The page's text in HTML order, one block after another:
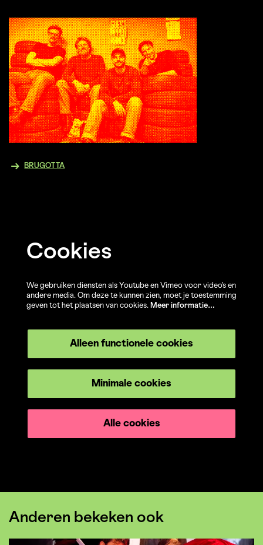
BRUGOTTA
Cookies
We gebruiken diensten als Youtube en Vimeo voor video's en
andere media. Om deze te kunnen zien, moet je toestemming
geven tot het plaatsen van cookies. Meer informatie…
Alleen functionele cookies
Minimale cookies
Alle cookies
Anderen bekeken ook